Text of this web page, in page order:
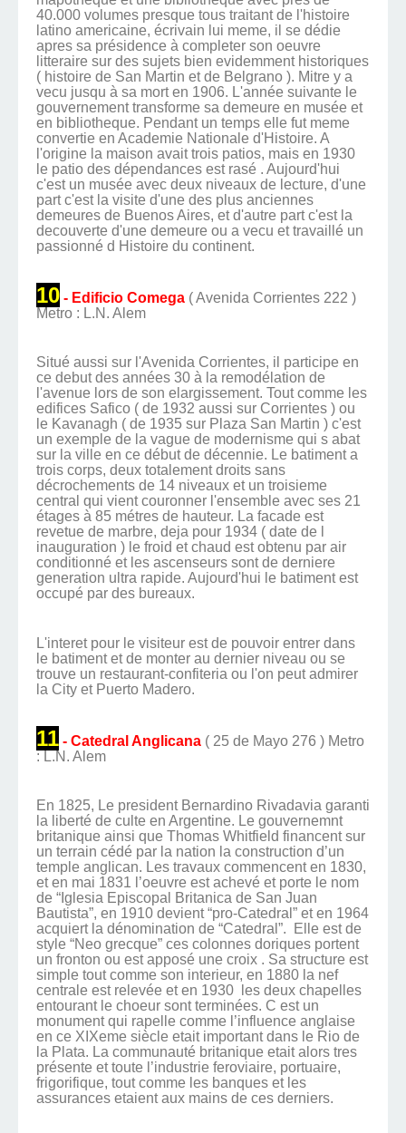
40.000 volumes presque tous traitant de l'histoire
latino americaine, écrivain lui meme, il se dédie
apres sa présidence à completer son oeuvre
litteraire sur des sujets bien evidemment historiques
( histoire de San Martin et de Belgrano ). Mitre y a
vecu jusqu à sa mort en 1906. L'année suivante le
gouvernement transforme sa demeure en musée et
en bibliotheque. Pendant un temps elle fut meme
convertie en Academie Nationale d'Histoire. A
l'origine la maison avait trois patios, mais en 1930
le patio des dépendances est rasé . Aujourd'hui
c'est un musée avec deux niveaux de lecture, d'une
part c'est la visite d'une des plus anciennes
demeures de Buenos Aires, et d'autre part c'est la
decouverte d'une demeure ou a vecu et travaillé un
passionné d Histoire du continent.
10 - Edificio Comega ( Avenida Corrientes 222 )
Metro : L.N. Alem
Situé aussi sur l'Avenida Corrientes, il participe en
ce debut des années 30 à la remodélation de
l'avenue lors de son elargissement. Tout comme les
edifices Safico ( de 1932 aussi sur Corrientes ) ou
le Kavanagh ( de 1935 sur Plaza San Martin ) c'est
un exemple de la vague de modernisme qui s abat
sur la ville en ce début de décennie. Le batiment a
trois corps, deux totalement droits sans
décrochements de 14 niveaux et un troisieme
central qui vient couronner l'ensemble avec ses 21
étages à 85 métres de hauteur. La facade est
revetue de marbre, deja pour 1934 ( date de l
inauguration ) le froid et chaud est obtenu par air
conditionné et les ascenseurs sont de derniere
generation ultra rapide. Aujourd'hui le batiment est
occupé par des bureaux.
L'interet pour le visiteur est de pouvoir entrer dans
le batiment et de monter au dernier niveau ou se
trouve un restaurant-confiteria ou l'on peut admirer
la City et Puerto Madero.
11 - Catedral Anglicana ( 25 de Mayo 276 ) Metro
: L.N. Alem
En 1825, Le president Bernardino Rivadavia garanti
la liberté de culte en Argentine. Le gouvernemnt
britanique ainsi que Thomas Whitfield financent sur
un terrain cédé par la nation la construction d’un
temple anglican. Les travaux commencent en 1830,
et en mai 1831 l’oeuvre est achevé et porte le nom
de “Iglesia Episcopal Britanica de San Juan
Bautista”, en 1910 devient “pro-Catedral” et en 1964
acquiert la dénomination de “Catedral”.
Elle est de
style “Neo grecque” ces colonnes doriques portent
un fronton ou est apposé une croix . Sa structure est
simple tout comme son interieur, en 1880 la nef
centrale est relevée et en 1930
les deux chapelles
entourant le choeur sont terminées. C est un
monument qui rapelle comme l’influence anglaise
en ce XIXeme siècle etait important dans le Rio de
la Plata. La communauté britanique etait alors tres
présente et toute l’industrie feroviaire, portuaire,
frigorifique, tout comme les banques et les
assurances etaient aux mains de ces derniers.